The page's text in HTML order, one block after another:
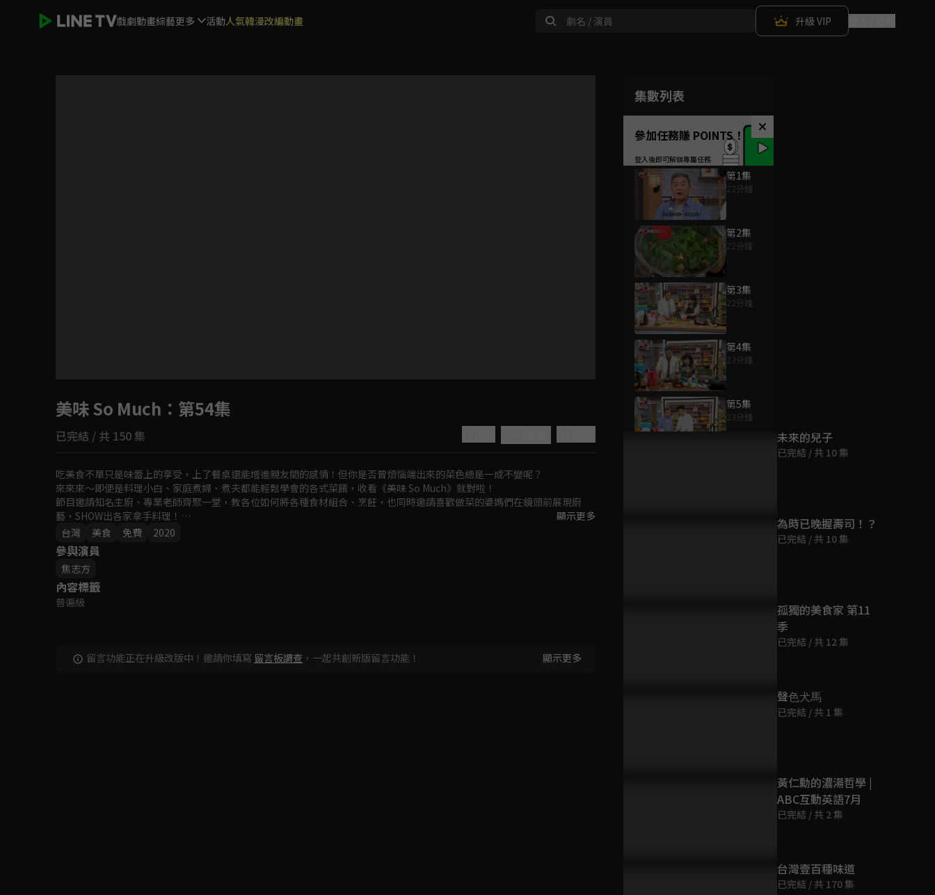
戲劇動畫綜藝更多 活動人氣韓漫改編動畫 升級 VIP
如有不便請見諒
回首頁
集數列表
參加任務賺 POINTS！
第1集
22分鐘
第2集
22分鐘
第3集
22分鐘
第4集
23分鐘
第5集
23分鐘
美味 So Much ：第54集
已完結 / 共 150 集
吃美食不單只是味蕾上的享受，上了餐桌還能增進親友間的感情！但你是否曾煩惱端出來的菜色總是一成不變呢？
來來來～即便是料理小白、家庭煮婦、煮夫都能輕鬆學會的各式菜餚，收看《美味 So Much》就對啦！
節目邀請知名主廚、專業老師齊聚一堂，教各位如何將各種食材組合、烹飪，也同時邀請喜歡做菜的婆媽們在鏡頭前展現廚
藝，SHOW出各家拿手料理！
無論是餐前小點至宴客大菜，就一起跟著《美味 So Much》，開啟澎湃多樣的美食饗宴吧！
顯示更多
台灣
美食 免費 2020
參與演員
焦志方
內容標籤
普遍級
留言功能正在升級改版中！邀請你填寫 留言板調查 ，一起共創新版留言功能！ 顯示更多
為您推薦
未來的兒子
已完結 / 共 10 集
為時已晚握壽司！？
已完結 / 共 10 集
孤獨的美食家 第11
季
已完結 / 共 12 集
聲⾊⽝⾺
已完結 / 共 1 集
黃仁勳的濃湯哲學 |
ABC互動英語7月
已完結 / 共 2 集
台灣壹百種味道
已完結 / 共 170 集